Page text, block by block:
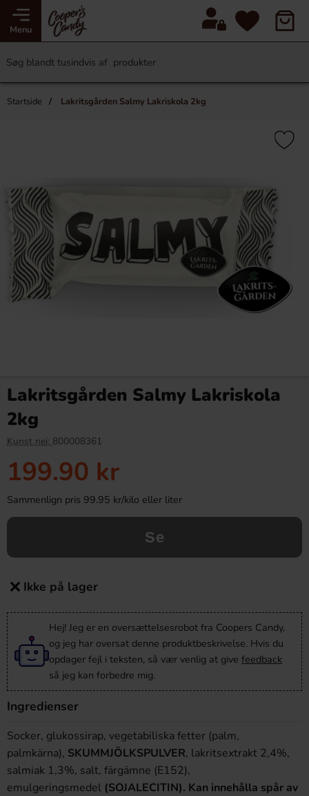
Menu
Startside Lakritsgården Salmy Lakriskola 2kg
Lakritsgården Salmy Lakriskola
2kg
Kunst nej: 800008361
199.90 kr
Sammenlign pris 99.95 kr/kilo eller liter
Se
Ikke på lager
Hej! Jeg er en oversættelsesrobot fra Coopers Candy,
og jeg har oversat denne produktbeskrivelse. Hvis du
opdager fejl i teksten, så vær venlig at give feedback
så jeg kan forbedre mig.
Ingredienser
Socker, glukossirap, vegetabiliska fetter (palm,
palmkärna), SKUMMJÖLKSPULVER, lakritsextrakt 2,4%,
salmiak 1,3%, salt, färgämne (E152),
emulgeringsmedel (SOJALECITIN). Kan innehålla spår av